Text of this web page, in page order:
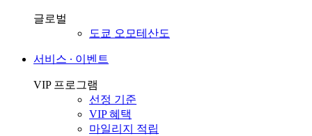
글로벌
도쿄 오모테산도
서비스 ∙ 이벤트
VIP 프로그램
선정 기준
VIP 혜택
마일리지 적립